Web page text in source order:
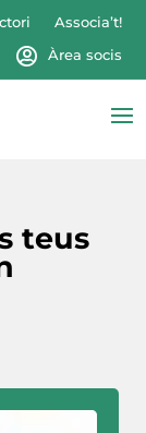
Associa’t!
Àrea socis
teus